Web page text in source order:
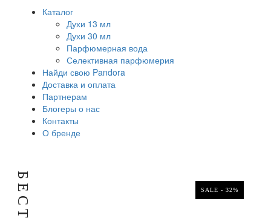
Каталог
Духи 13 мл
Духи 30 мл
Парфюмерная вода
Селективная парфюмерия
Найди свою Pandora
Доставка и оплата
Партнерам
Блогеры о нас
Контакты
О бренде
Б
Е
С
Т
SALE - 32%